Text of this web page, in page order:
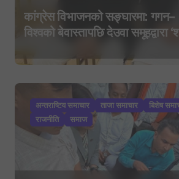
कांग्रेस विभाजनको सङ्घारमा: गगन–
विश्वको बेवास्तापछि देउवा समूहद्वारा
यात्राको घोषणा तयारी!
अन्तराष्टिय समाचार ताजा समाचार बिशेष
राजनीति
समाज